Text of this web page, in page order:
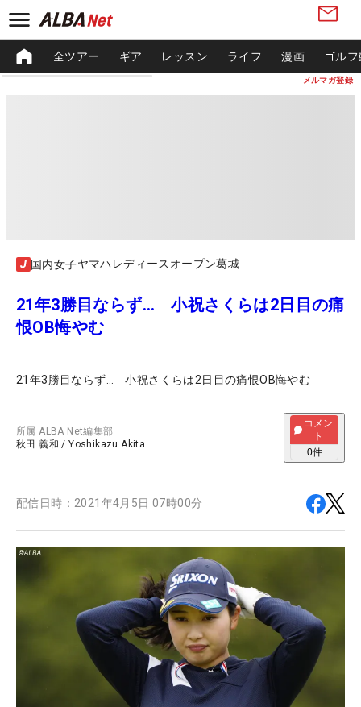
メルマガ登録
全ツアー ギア レッスン ライフ 漫画 ゴル
国内女子ヤマハレディースオープン葛城
21年3勝目ならず… 小祝さくらは2日目の痛
恨OB悔やむ
21年3勝目ならず… 小祝さくらは2日目の痛恨OB悔やむ
所属ALBA Net編集部
秋田 義和 /Yoshikazu Akita
コメン
ト
0件
配信日時： 2021年4月5日 07時00分